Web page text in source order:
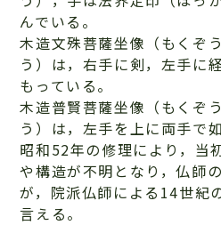
んでいる。
木造文殊菩薩坐像（もくぞ
う）は，右手に剣，左手に
もっている。
木造普賢菩薩坐像（もくぞ
う）は，左手を上に両手で
昭和52年の修理により，当
や構造が不明となり，仏師
が，院派仏師による14世紀
言える。